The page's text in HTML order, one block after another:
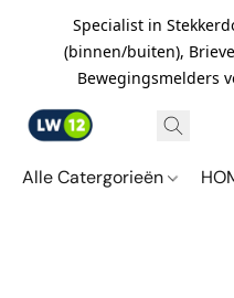
Specialist in
(binnen/buiten),
Bewegingsmelders
Alle Catergorieën